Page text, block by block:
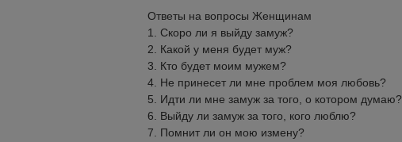
Ответы на вопросы Женщинам
1. Скоро ли я выйду замуж?
2. Какой у меня будет муж?
3. Кто будет моим мужем?
4. Не принесет ли мне проблем моя любовь?
5. Идти ли мне замуж за того, о котором думаю?
6. Выйду ли замуж за того, кого люблю?
7. Помнит ли он мою измену?